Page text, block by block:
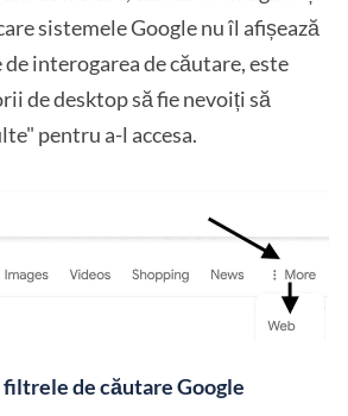
sistemele Google nu îl afișează
interogarea de căutare, este
de desktop să fie nevoiți să
pentru a-l accesa.
de căutare Google